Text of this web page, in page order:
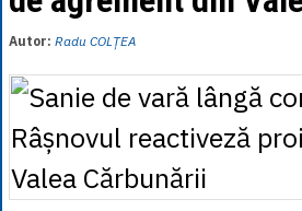
Autor: Radu COLȚEA